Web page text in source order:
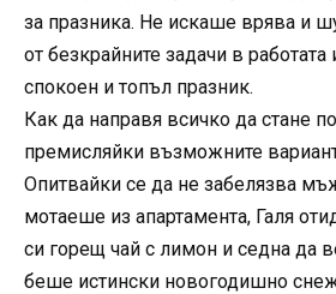
за празника. Не искаше врява и
от безкрайните задачи в
спокоен и топъл празник.
Как да направя всичко да стане
премисляйки възможните
Опитвайки се да не забелязва
мотаеше из апартамента, Галя
си горещ чай с лимон и седна да
беше истински новогодишно